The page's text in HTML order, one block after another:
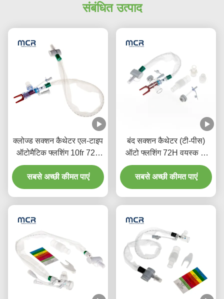
संबंधित उत्पाद
क्लोज्ड सक्शन कैथेटर एल-टाइप
ऑटोमैटिक फ्लशिंग 10fr 72h
अस्पताल के लिए डबल घुमावदार
कोहनी
सबसे अच्छी कीमत पाएं
बंद सक्शन कैथेटर (टी-पीस)
ऑटो फ्लशिंग 72H वयस्क के
लिए
सबसे अच्छी कीमत पाएं